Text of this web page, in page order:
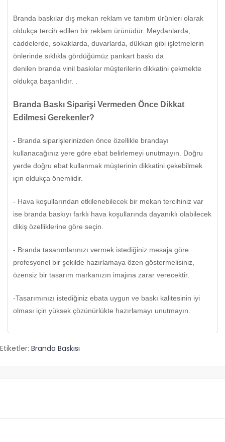
Branda baskılar dış mekan reklam ve tanıtım ürünleri olarak
oldukça tercih edilen bir reklam ürünüdür. Meydanlarda,
caddelerde, sokaklarda, duvarlarda, dükkan gibi işletmelerin
önlerinde sıklıkla gördüğümüz pankart baskı da
denilen branda vinil baskılar müşterilerin dikkatini çekmekte
oldukça başarılıdır.
Branda Baskı Siparişi Vermeden Önce Dikkat
Edilmesi Gerekenler?
- Branda siparişlerinizden önce özellikle brandayı
kullanacağınız yere göre ebat belirlemeyi unutmayın. Doğru
yerde doğru ebat kullanmak müşterinin dikkatini çekebilmek
için oldukça önemlidir.
- Hava koşullarından etkilenebilecek bir mekan tercihiniz var
ise branda baskıyı farklı hava koşullarında dayanıklı olabilecek
dikiş özelliklerine göre seçin.
- Branda tasarımlarınızı vermek istediğiniz mesaja göre
profesyonel bir şekilde hazırlamaya özen göstermelisiniz,
özensiz bir tasarım markanızın imajına zarar verecektir.
-Tasarımınızı istediğiniz ebata uygun ve baskı kalitesinin iyi
olması için yüksek çözünürlükte hazırlamayı unutmayın.
Etiketler: Branda Baskısı